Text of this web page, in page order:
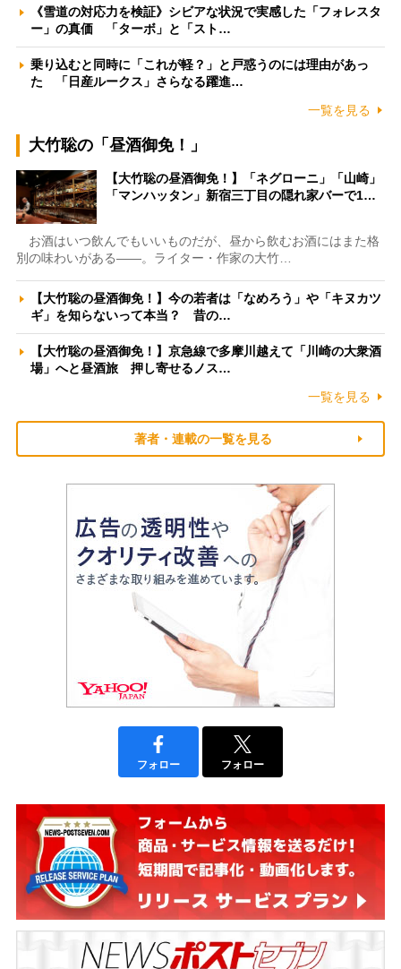
《雪道の対応力を検証》シビアな状況で実感した「フォレスタ
ー」の真価 「ターボ」と「スト…
乗り込むと同時に「これが軽？」と戸惑うのには理由があっ
た 「日産ルークス」さらなる躍進…
一覧を見る
大竹聡の「昼酒御免！」
【大竹聡の昼酒御免！】「ネグローニ」「山崎」
「マンハッタン」新宿三丁目の隠れ家バーで1…
お酒はいつ飲んでもいいものだが、昼から飲むお酒にはまた格
別の味わいがある――。ライター・作家の大竹…
【大竹聡の昼酒御免！】今の若者は「なめろう」や「キヌカツ
ギ」を知らないって本当？ 昔の…
【大竹聡の昼酒御免！】京急線で多摩川越えて「川崎の大衆酒
場」へと昼酒旅 押し寄せるノス…
一覧を見る
著者・連載の一覧を見る
フォロー フォロー